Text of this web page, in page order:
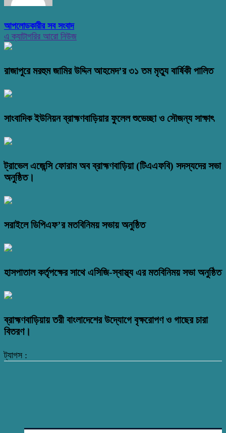
আপলোডকারীর সব সংবাদ
এ ক্যাটাগরির আরো নিউজ
রাজাপুরে মরহুম জামির উদ্দিন আহমেদ’র ৩১ তম মৃত্যু বার্ষিকী পালিত
সাংবাদিক ইউনিয়ন ব্রাহ্মণবাড়িয়ার ফুলেল শুভেচ্ছা ও সৌজন্য সাক্ষাৎ
ট্রাভেল এজেন্সি ফোরাম অব ব্রাহ্মণবাড়িয়া (টিএএফবি) সদস্যদের সভা
অনুষ্ঠিত।
সরাইলে ডিপিএফ’র মতবিনিময় সভায় অনুষ্ঠিত
হাসপাতাল কর্তৃপক্ষের সাথে এসিজি-স্বাস্থ্য এর মতবিনিময় সভা অনুষ্ঠিত
ব্রাহ্মণবাড়িয়ায় তরী বাংলাদেশের উদ্যোগে বৃক্ষরোপণ ও গাছের চারা
বিতরণ।
ট্যাগস :